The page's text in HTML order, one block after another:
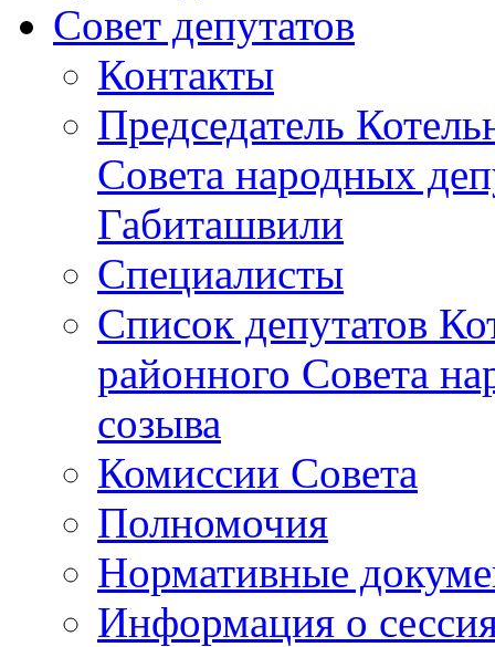
Совет депутатов
Контакты
Председатель
Совета народных
Габиташвили
Специалисты
Список депутатов
районного Совета
созыва
Комиссии Совета
Полномочия
Нормативные
Информация о